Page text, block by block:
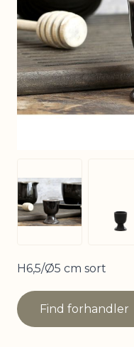
View larger
H6,5/Ø5 cm sort
Find forhandler